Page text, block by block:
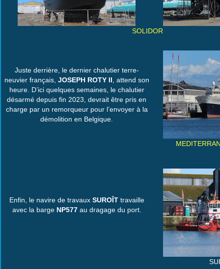
SOLIDOR
Juste derrière, le dernier chalutier terre-
neuvier français, JOSEPH ROTY II , attend son
heure. D’ici quelques semaines, le chalutier
désarmé depuis fin 2023, devrait être pris en
charge par un remorqueur pour l’envoyer à la
démolition en Belgique.
Enfin, le navire de travaux SUROÎT travaille
avec la barge NP577au dragage du port.